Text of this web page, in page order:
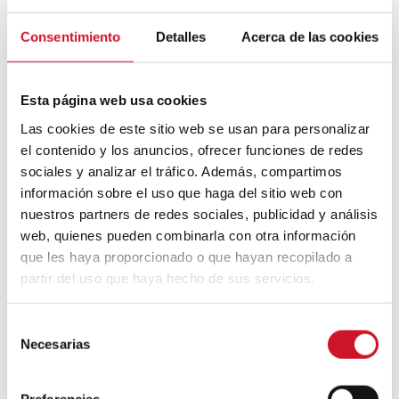
Consentimiento Detalles Acerca de las cookies
Esta página web usa cookies
Las cookies de este sitio web se usan para personalizar
el contenido y los anuncios, ofrecer funciones de redes
sociales y analizar el tráfico. Además, compartimos
información sobre el uso que haga del sitio web con
nuestros partners de redes sociales, publicidad y análisis
web, quienes pueden combinarla con otra información
que les haya proporcionado o que hayan recopilado a
partir del uso que haya hecho de sus servicios.
Necesarias
Os presentamos una paleta con los
unicolores de la Gama Duo extraída de la
belleza efímera de las flores naturales.